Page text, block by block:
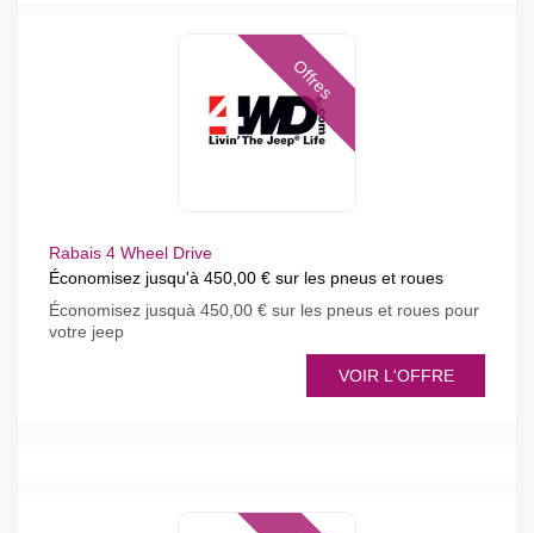
Offres
Rabais 4 Wheel Drive
Économisez jusqu'à 450,00 € sur les pneus et roues
Économisez jusquà 450,00 € sur les pneus et roues pour
votre jeep
VOIR L'OFFRE